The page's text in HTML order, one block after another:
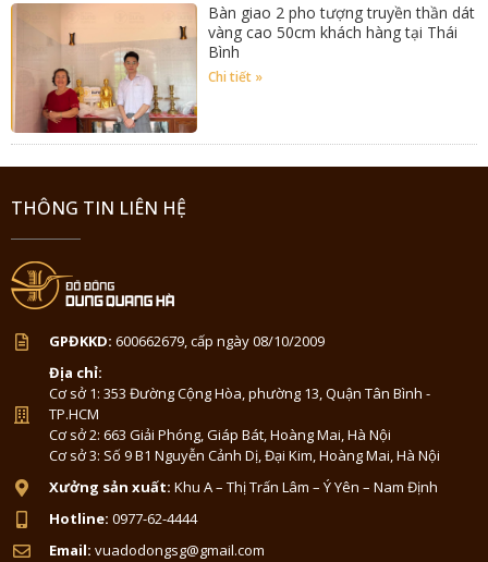
Bàn giao 2 pho tượng truyền thần dát
vàng cao 50cm khách hàng tại Thái
Bình
Chi tiết »
THÔNG TIN LIÊN HỆ
GPĐKKD: 600662679, cấp ngày 08/10/2009
Địa chỉ:
Cơ sở 1: 353 Đường Cộng Hòa, phường 13, Quận Tân Bình -
TP.HCM
Cơ sở 2: 663 Giải Phóng, Giáp Bát, Hoàng Mai, Hà Nội
Cơ sở 3: Số 9 B1 Nguyễn Cảnh Dị, Đại Kim, Hoàng Mai, Hà Nội
Xưởng sản xuất: Khu A – Thị Trấn Lâm – Ý Yên – Nam Định
Hotline: 0977-62-4444
Email: vuadodongsg@gmail.com